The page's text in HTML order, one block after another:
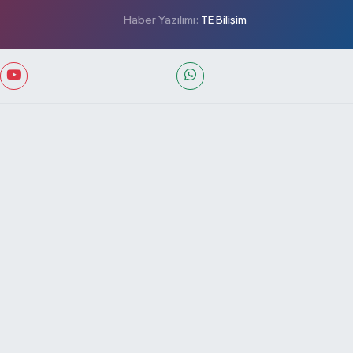
Haber Yazılımı: TE Bilişim